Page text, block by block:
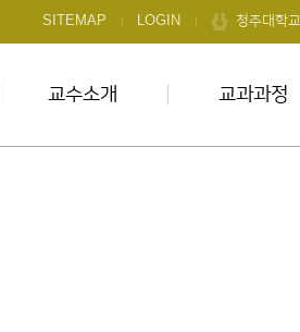
SITEMAP LOGIN 청주대학교
교수소개 교과과정